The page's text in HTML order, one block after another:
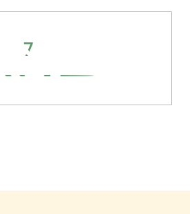
7